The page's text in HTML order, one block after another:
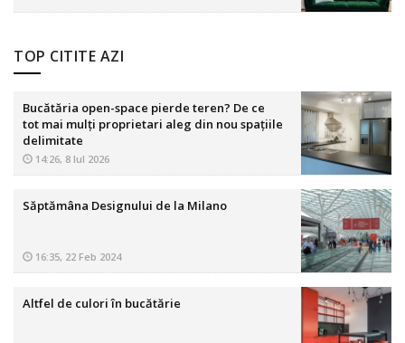
TOP CITITE AZI
Bucătăria open-space pierde teren? De ce
tot mai mulți proprietari aleg din nou spațiile
delimitate
14:26, 8 Iul 2026
Săptămâna Designului de la Milano
16:35, 22 Feb 2024
Altfel de culori în bucătărie